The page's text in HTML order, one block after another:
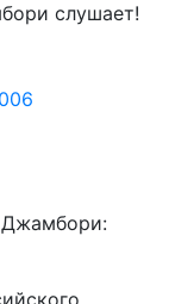
слушает!
Джамбори: